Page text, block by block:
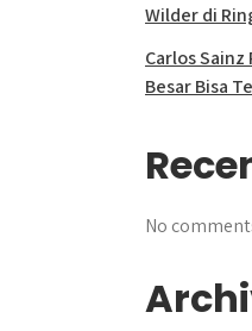
Wilder di
Carlos
Besar Bisa
No